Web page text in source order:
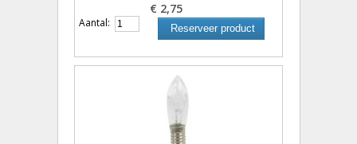
€ 2,75
Aantal: Reserveer product